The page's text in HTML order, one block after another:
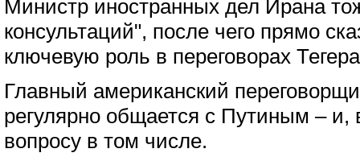
Министр иностранных дел Ирана
консультаций", после чего прямо
ключевую роль в переговорах
Главный американский
регулярно общается с Путиным – и,
вопросу в том числе.